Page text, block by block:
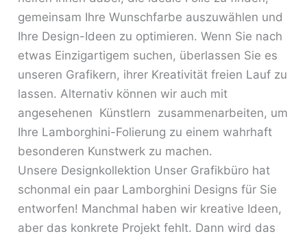
gemeinsam Ihre Wunschfarbe auszuwählen und
Ihre Design-Ideen zu optimieren. Wenn Sie nach
etwas Einzigartigem suchen, überlassen Sie es
unseren Grafikern, ihrer Kreativität freien Lauf zu
lassen. Alternativ können wir auch mit
angesehenen Künstlern zusammenarbeiten, um
Ihre Lamborghini-Folierung zu einem wahrhaft
besonderen Kunstwerk zu machen.
Unsere Designkollektion Unser Grafikbüro hat
schonmal ein paar Lamborghini Designs für Sie
entworfen! Manchmal haben wir kreative Ideen,
aber das konkrete Projekt fehlt. Dann wird das